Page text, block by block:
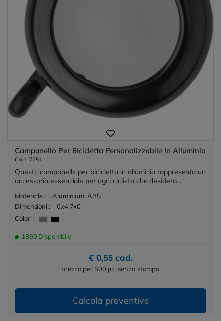
Campanello Per Bicicletta Personalizzabile In Alluminio
Cod. 7251
Questo campanello per bicicletta in alluminio rappresenta un
accessorio essenziale per ogni ciclista che desidera...
Materiale :
Aluminium, ABS
Dimensioni :
0x4.7x0
Colori :
1860 Disponibile
€ 0,55 cad.
prezzo per 500 pz. senza stampa
Calcola preventivo